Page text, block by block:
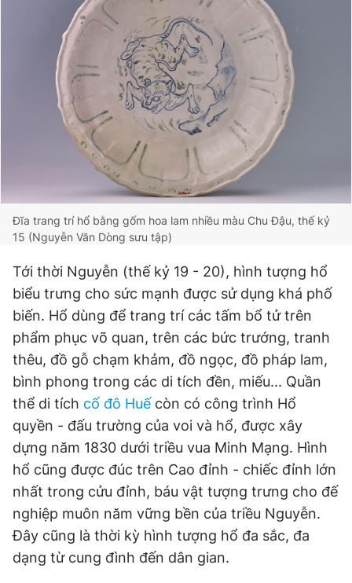
Đĩa trang trí hổ bằng gốm hoa lam nhiều màu Chu Đậu, thế kỷ
15 (Nguyễn Văn Dòng sưu tập)
Tới thời Nguyễn (thế kỷ 19 - 20), hình tượng hổ
biểu trưng cho sức mạnh được sử dụng khá phố
biến. Hổ dùng để trang trí các tấm bổ tử trên
phẩm phục võ quan, trên các bức trướng, tranh
thêu, đồ gỗ chạm khảm, đồ ngọc, đồ pháp lam,
bình phong trong các di tích đền, miếu... Quần
thể di tích cố đô Huế còn có công trình Hổ
quyền - đấu trường của voi và hổ, được xây
dựng năm 1830 dưới triều vua Minh Mạng. Hình
hổ cũng được đúc trên Cao đỉnh - chiếc đỉnh lớn
nhất trong cửu đỉnh, báu vật tượng trưng cho đế
nghiệp muôn năm vững bền của triều Nguyễn.
Đây cũng là thời kỳ hình tượng hổ đa sắc, đa
dạng từ cung đình đến dân gian.